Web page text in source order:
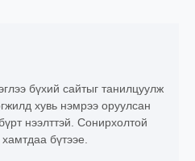
бүхий сайтыг танилцуулж
хувь нэмрээ оруулсан
нээлттэй. Сонирхолтой
хамтдаа бүтээе.